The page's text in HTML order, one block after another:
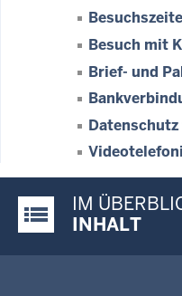
Besuch mit
Brief- und
Justiz-Portal im
IM
INHALT